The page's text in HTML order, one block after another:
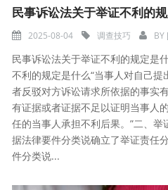
民事诉讼法关于举证不利的
2025-08-04 调查技巧 BY
民事诉讼法关于举证不利的规定是
不利的规定是什么“当事人对自己
者反驳对方诉讼请求所依据的事实
有证据或者证据不足以证明当事人
任的当事人承担不利后果。”二、
据法律要件分类说确立了举证责任
件分类说...